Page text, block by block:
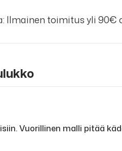
Ilmainen toimitus yli 90€
Vuorillinen malli pitää